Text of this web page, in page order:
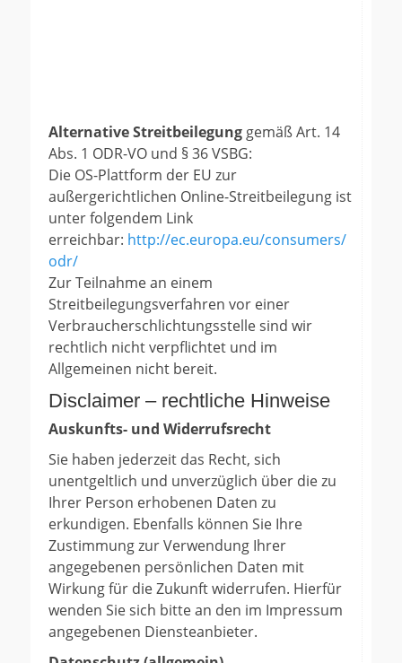
Alternative Streitbeilegung gemäß Art. 14
Abs. 1 ODR-VO und § 36 VSBG:
Die OS-Plattform der EU zur
außergerichtlichen Online-Streitbeilegung ist
unter folgendem Link
erreichbar: http://ec.europa.eu/consumers/
odr/
Zur Teilnahme an einem
Streitbeilegungsverfahren vor einer
Verbraucherschlichtungsstelle sind wir
rechtlich nicht verpflichtet und im
Allgemeinen nicht bereit.
Disclaimer – rechtliche Hinweise
Auskunfts- und Widerrufsrecht
Sie haben jederzeit das Recht, sich
unentgeltlich und unverzüglich über die zu
Ihrer Person erhobenen Daten zu
erkundigen. Ebenfalls können Sie Ihre
Zustimmung zur Verwendung Ihrer
angegebenen persönlichen Daten mit
Wirkung für die Zukunft widerrufen. Hierfür
wenden Sie sich bitte an den im Impressum
angegebenen Diensteanbieter.